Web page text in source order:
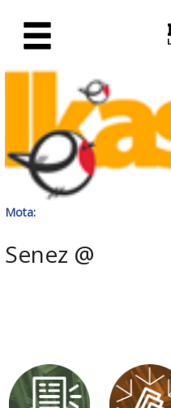
Eskuratu
Mota:
Senez @